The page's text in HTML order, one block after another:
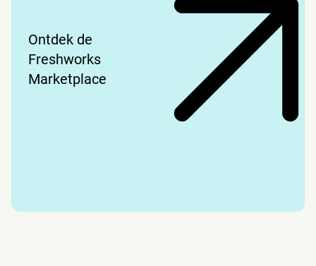
Ontdek de
Freshworks
Marketplace